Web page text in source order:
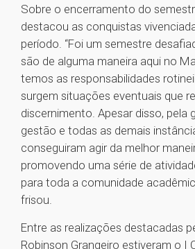
Sobre o encerramento do
destacou as conquistas
período. “Foi um semestre
são de alguma maneira aqui no
temos as responsabilidades
surgem situações eventuais que
discernimento. Apesar disso, pela
gestão e todas as demais
conseguiram agir da melhor
promovendo uma série de
para toda a comunidade
frisou.
Entre as realizações destacadas
Robinson Grangeiro estiveram o I